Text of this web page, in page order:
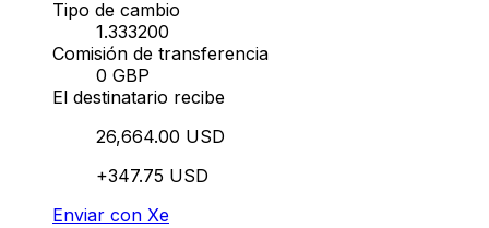
Tipo de cambio
1.333200
Comisión de transferencia
0 GBP
El destinatario recibe
26,664.00 USD
+347.75 USD
Enviar con Xe